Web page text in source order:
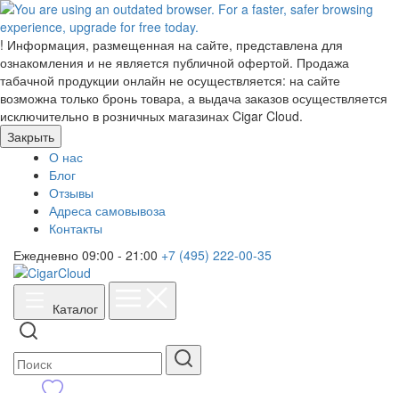
! Информация, размещенная на сайте, представлена для
ознакомления и не является публичной офертой. Продажа
табачной продукции онлайн не осуществляется: на сайте
возможна только бронь товара, а выдача заказов осуществляется
исключительно в розничных магазинах Cigar Cloud.
Закрыть
О нас
Блог
Отзывы
Адреса самовывоза
Контакты
Ежедневно 09:00 - 21:00 +7 (495) 222-00-35
Каталог